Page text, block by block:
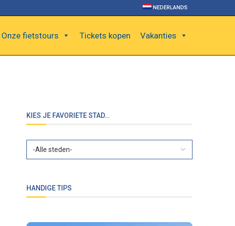
NEDERLANDS
Onze fietstours Tickets kopen Vakanties
KIES JE FAVORIETE STAD…
HANDIGE TIPS